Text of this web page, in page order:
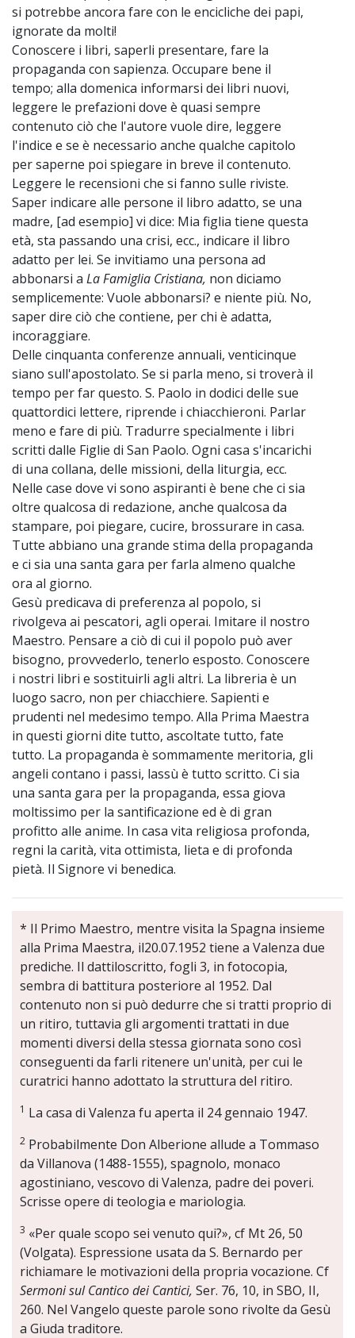
si potrebbe ancora fare con le encicliche dei papi,
ignorate da molti!
Conoscere i libri, saperli presentare, fare la
propaganda con sapienza. Occupare bene il
tempo; alla domenica informarsi dei libri nuovi,
leggere le prefazioni dove è quasi sempre
contenuto ciò che l'autore vuole dire, leggere
l'indice e se è necessario anche qualche capitolo
per saperne poi spiegare in breve il contenuto.
Leggere le recensioni che si fanno sulle riviste.
Saper indicare alle persone il libro adatto, se una
madre, [ad esempio] vi dice: Mia figlia tiene questa
età, sta passando una crisi, ecc., indicare il libro
adatto per lei. Se invitiamo una persona ad
abbonarsi a La Famiglia Cristiana, non diciamo
semplicemente: Vuole abbonarsi? e niente più. No,
saper dire ciò che contiene, per chi è adatta,
incoraggiare.
Delle cinquanta conferenze annuali, venticinque
siano sull'apostolato. Se si parla meno, si troverà il
tempo per far questo. S. Paolo in dodici delle sue
quattordici lettere, riprende i chiacchieroni. Parlar
meno e fare di più. Tradurre specialmente i libri
scritti dalle Figlie di San Paolo. Ogni casa s'incarichi
di una collana, delle missioni, della liturgia, ecc.
Nelle case dove vi sono aspiranti è bene che ci sia
oltre qualcosa di redazione, anche qualcosa da
stampare, poi piegare, cucire, brossurare in casa.
Tutte abbiano una grande stima della propaganda
e ci sia una santa gara per farla almeno qualche
ora al giorno.
Gesù predicava di preferenza al popolo, si
rivolgeva ai pescatori, agli operai. Imitare il nostro
Maestro. Pensare a ciò di cui il popolo può aver
bisogno, provvederlo, tenerlo esposto. Conoscere
i nostri libri e sostituirli agli altri. La libreria è un
luogo sacro, non per chiacchiere. Sapienti e
prudenti nel medesimo tempo. Alla Prima Maestra
in questi giorni dite tutto, ascoltate tutto, fate
tutto. La propaganda è sommamente meritoria, gli
angeli contano i passi, lassù è tutto scritto. Ci sia
una santa gara per la propaganda, essa giova
moltissimo per la santificazione ed è di gran
profitto alle anime. In casa vita religiosa profonda,
regni la carità, vita ottimista, lieta e di profonda
pietà. Il Signore vi benedica.
* Il Primo Maestro, mentre visita la Spagna insieme
alla Prima Maestra, il20.07.1952 tiene a Valenza due
prediche. Il dattiloscritto, fogli 3, in fotocopia,
sembra di battitura posteriore al 1952. Dal
contenuto non si può dedurre che si tratti proprio di
un ritiro, tuttavia gli argomenti trattati in due
momenti diversi della stessa giornata sono così
conseguenti da farli ritenere un'unità, per cui le
curatrici hanno adottato la struttura del ritiro.
1 La casa di Valenza fu aperta il 24 gennaio 1947.
2 Probabilmente Don Alberione allude a Tommaso
da Villanova (1488-1555), spagnolo, monaco
agostiniano, vescovo di Valenza, padre dei poveri.
Scrisse opere di teologia e mariologia.
3 «Per quale scopo sei venuto qui?», cf Mt 26, 50
(Volgata). Espressione usata da S. Bernardo per
richiamare le motivazioni della propria vocazione. Cf
Sermoni sul Cantico dei Cantici, Ser. 76, 10, in SBO, II,
260. Nel Vangelo queste parole sono rivolte da Gesù
a Giuda traditore.